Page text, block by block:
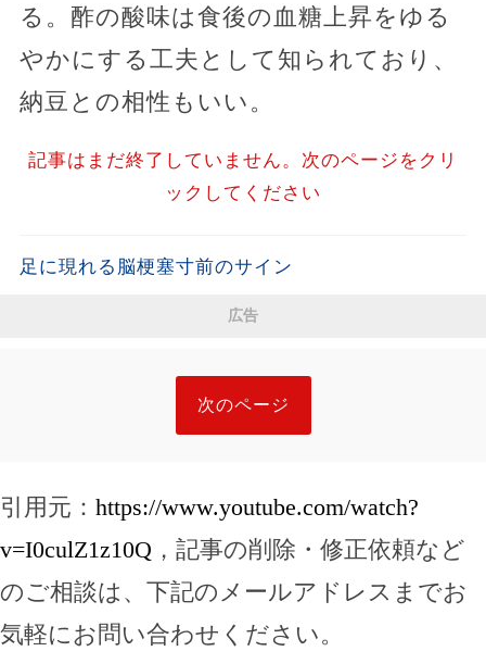
る。酢の酸味は食後の血糖上昇をゆる
やかにする工夫として知られており、
納豆との相性もいい。
記事はまだ終了していません。次のページをクリ
ックしてください
足に現れる脳梗塞寸前のサイン
広告
次のページ
引用元： https://www.youtube.com/watch?
v=I0culZ1z10Q ，記事の削除・修正依頼など
のご相談は、下記のメールアドレスまでお
気軽にお問い合わせください。